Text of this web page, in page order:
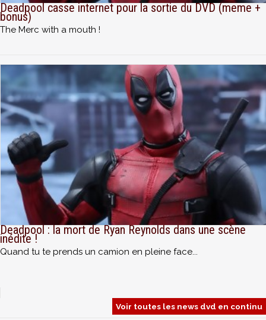
Deadpool casse internet pour la sortie du DVD (meme +
bonus)
The Merc with a mouth !
Deadpool : la mort de Ryan Reynolds dans une scène
inédite !
Quand tu te prends un camion en pleine face...
Voir toutes les news dvd en continu